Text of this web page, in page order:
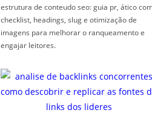
estrutura de conteudo seo: guia pr, ático
checklist, headings, slug e otimização de
imagens para melhorar o ranqueamento e
engajar leitores.